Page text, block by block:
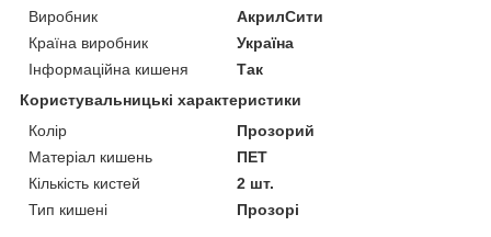
Виробник
АкрилСити
Країна виробник
Україна
Інформаційна кишеня
Так
Користувальницькі характеристики
Колір
Прозорий
Матеріал кишень
ПЕТ
Кількість кистей
2 шт.
Тип кишені
Прозорі